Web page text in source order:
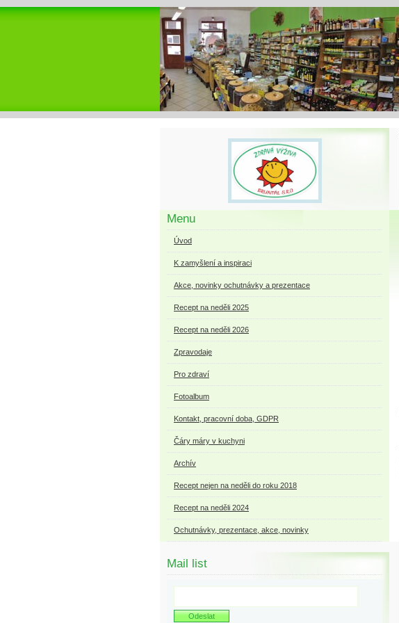
Menu
Úvod
K zamyšlení a inspiraci
Akce, novinky ochutnávky a prezentace
Recept na neděli 2025
Recept na neděli 2026
Zpravodaje
Pro zdraví
Fotoalbum
Kontakt, pracovní doba, GDPR
Čáry máry v kuchyni
Archív
Recept nejen na neděli do roku 2018
Recept na neděli 2024
Ochutnávky, prezentace, akce, novinky
Mail list